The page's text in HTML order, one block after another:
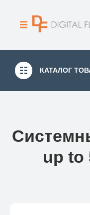
КАТАЛОГ
up to